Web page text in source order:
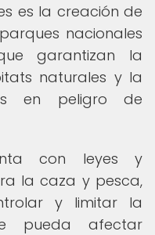
es la creación de
nacionales
garantizan la
naturales y la
en peligro de
con leyes y
la caza y pesca,
y limitar la
pueda afectar